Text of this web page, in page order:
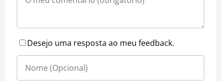
Desejo uma resposta ao meu feedback.